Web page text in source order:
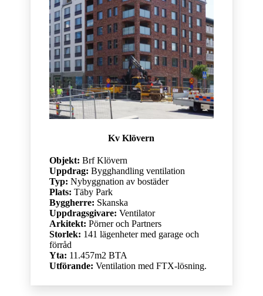
Kv Klövern
Objekt: Brf Klövern
Uppdrag: Bygghandling ventilation
Typ: Nybyggnation av bostäder
Plats: Täby Park
Byggherre: Skanska
Uppdragsgivare: Ventilator
Arkitekt: Pörner och Partners
Storlek: 141 lägenheter med garage och
förråd
Yta: 11.457m2 BTA
Utförande: Ventilation med FTX-lösning.